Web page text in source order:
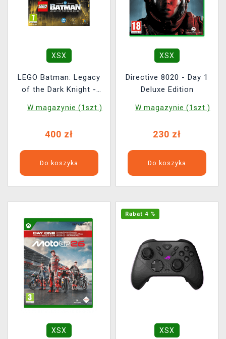
XSX
LEGO Batman: Legacy
of the Dark Knight -
W magazynie (1szt.)
400 zł
Do koszyka
XSX
Directive 8020 - Day 1
Deluxe Edition
W magazynie (1szt.)
230 zł
Do koszyka
XSX
Rabat 4 %
XSX